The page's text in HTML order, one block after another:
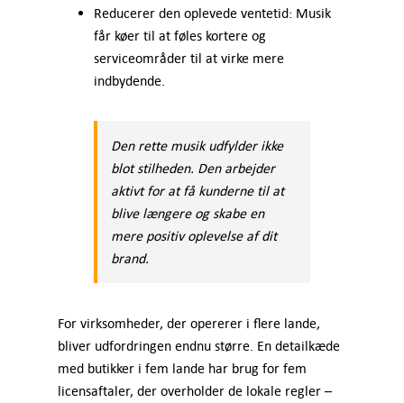
Reducerer den oplevede ventetid: Musik
får køer til at føles kortere og
serviceområder til at virke mere
indbydende.
Den rette musik udfylder ikke
blot stilheden. Den arbejder
aktivt for at få kunderne til at
blive længere og skabe en
mere positiv oplevelse af dit
brand.
For virksomheder, der opererer i flere lande,
bliver udfordringen endnu større. En detailkæde
med butikker i fem lande har brug for fem
licensaftaler, der overholder de lokale regler –